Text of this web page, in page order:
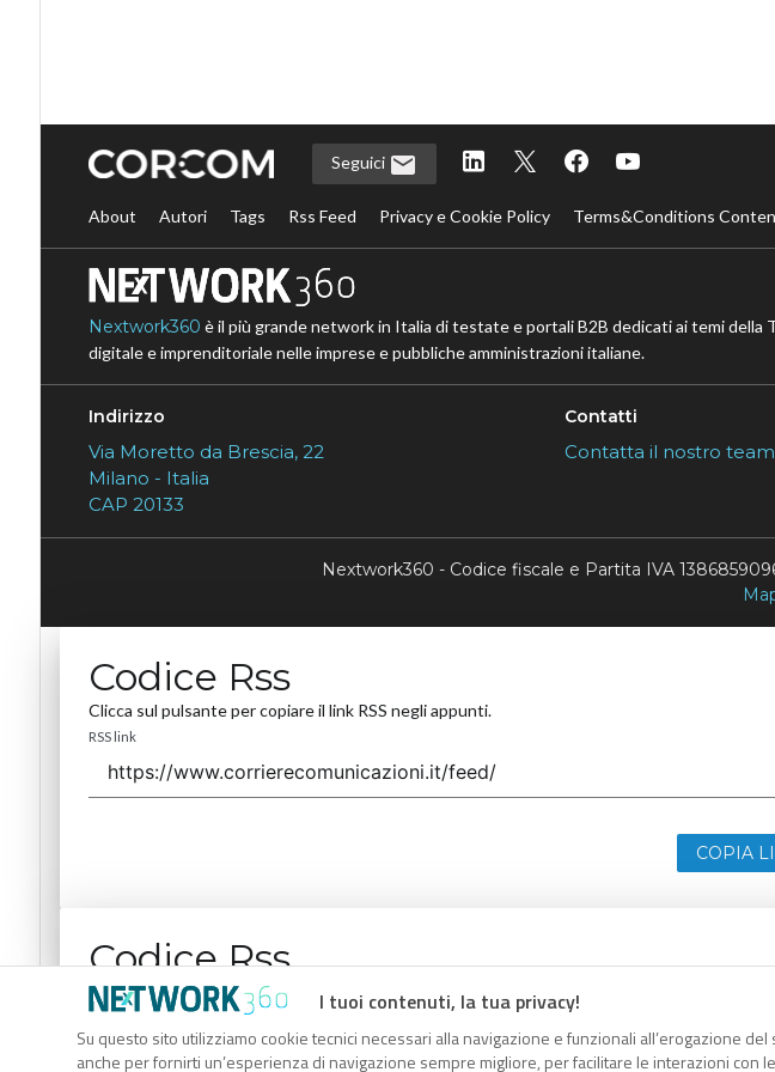
I tuoi contenuti, la tua privacy!
Su questo sito utilizziamo cookie tecnici necessari alla navigazione e funzionali all’erogazione
anche per fornirti un’esperienza di navigazione sempre migliore, per facilitare le interazioni con
Seguici
About Autori Tags Rss Feed Privacy e Cookie Policy Terms&Conditions
Nextwork360 è il più grande network in Italia di testate e portali B2B dedicati ai temi della
digitale e imprenditoriale nelle imprese e pubbliche amministrazioni italiane.
Indirizzo
Via Moretto da Brescia, 22
Milano - Italia
CAP 20133
Contatti
Contatta il nostro
Nextwork360 - Codice fiscale e Partita IVA
Codice Rss
Clicca sul pulsante per copiare il link RSS negli appunti.
RSS link
COPIA
Codice Rss
Clicca sul pulsante per copiare il link RSS negli appunti.
RSS link